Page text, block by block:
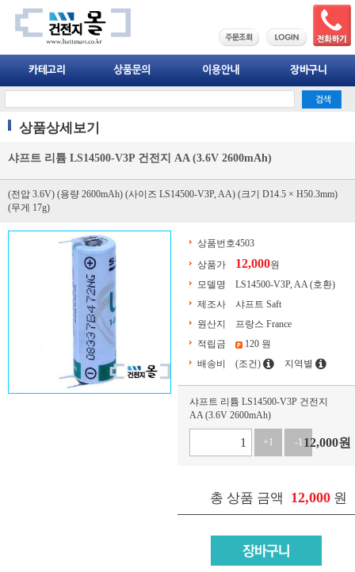
상품상세보기
샤프트 리튬 LS14500-V3P 건전지 AA (3.6V 2600mAh)
(전압 3.6V) (용량 2600mAh) (사이즈 LS14500-V3P, AA) (크기 D14.5 × H50.3mm)
(무게 17g)
상품번호4503
상품가
12,000원
모델명
LS14500-V3P, AA (호환)
제조사
샤프트 Saft
원산지
프랑스 France
적립금
120 원
배송비
(조건) 지역별
샤프트 리튬 LS14500-V3P 건전지
AA (3.6V 2600mAh)
+1 -1 12,000원
총 상품 금액 12,000 원